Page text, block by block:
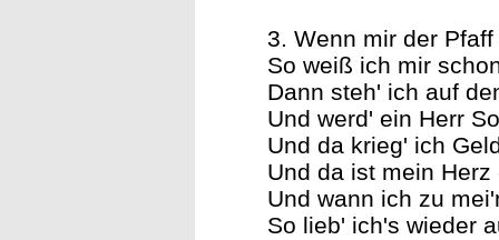
3. Wenn mir der
So weiß ich mir
Dann steh' ich auf
Und werd' ein Herr
Und da krieg' ich
Und da ist mein Herz
Und wann ich zu
So lieb' ich's wieder